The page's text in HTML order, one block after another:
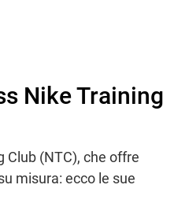
Nike Training
Club (NTC), che offre
misura: ecco le sue